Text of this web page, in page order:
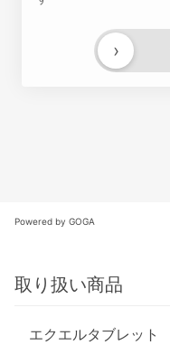
›
Powered by GOGA
取り扱い商品
エクエルタブレット